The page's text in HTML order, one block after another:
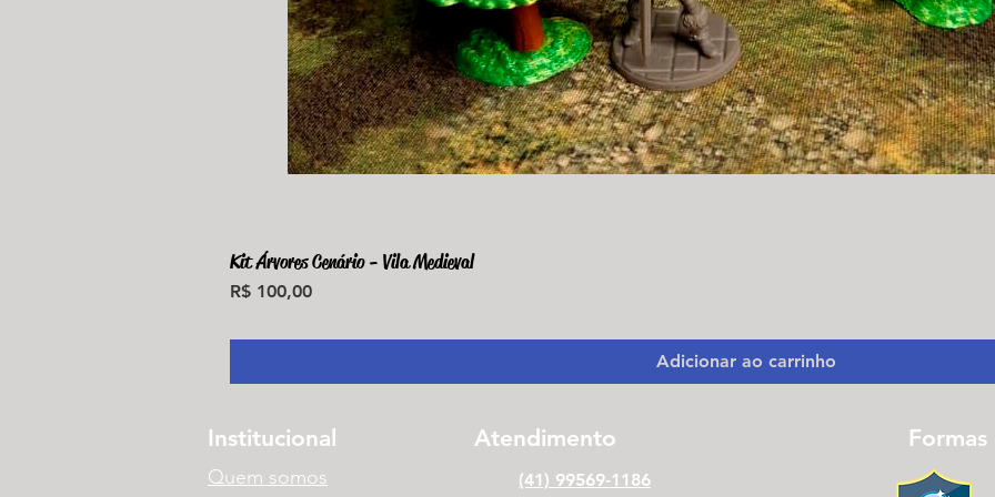
Kit Árvores Cenário - Vila Medieval
Preço
R$ 100,00
Adicionar ao carrinho
Institucional Atendimento
Quem somos (41) 99569-1186